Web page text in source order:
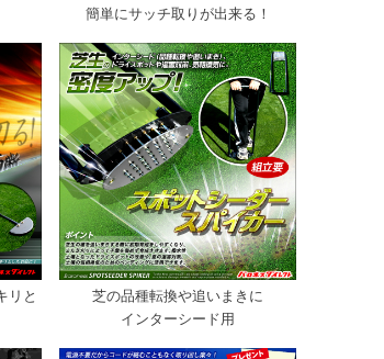
簡単にサッチ取りが出来る！
リと
芝の品種転換や追いまきに
インターシード用